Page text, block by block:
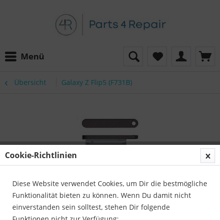
Menü
Übersicht Galaxy Z Flip5 (F731B)
Cookie-Richtlinien
Diese Website verwendet Cookies, um Dir die bestmögliche
Funktionalität bieten zu können. Wenn Du damit nicht
einverstanden sein solltest, stehen Dir folgende